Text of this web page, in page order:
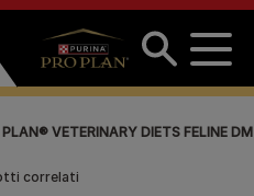
PLAN® VETERINARY DIETS FELINE
correlati